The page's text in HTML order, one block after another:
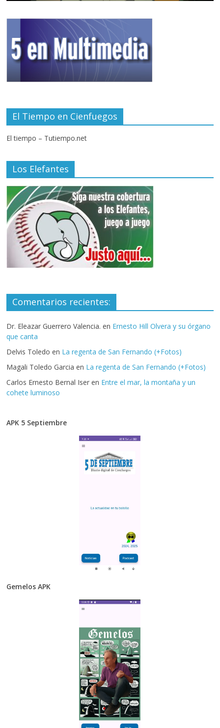
El Tiempo en Cienfuegos
El tiempo – Tutiempo.net
Los Elefantes
Comentarios recientes:
Dr. Eleazar Guerrero Valencia. en Ernesto Hill Olvera y su órgano
que canta
Delvis Toledo en La regenta de San Fernando (+Fotos)
Magali Toledo Garcia en La regenta de San Fernando (+Fotos)
Carlos Ernesto Bernal Iser en Entre el mar, la montaña y un
cohete luminoso
APK 5 Septiembre
Gemelos APK